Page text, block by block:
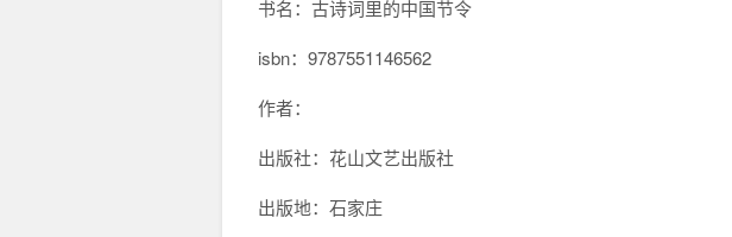
书名：古诗词里的中国节令
isbn： 9787551146562
作者：
出版社：花山文艺出版社
出版地：石家庄